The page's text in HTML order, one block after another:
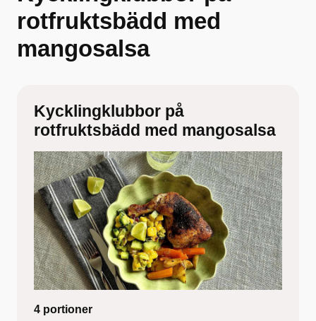
rotfruktsbädd med
mangosalsa
Kycklingklubbor på
rotfruktsbädd med mangosalsa
4 portioner